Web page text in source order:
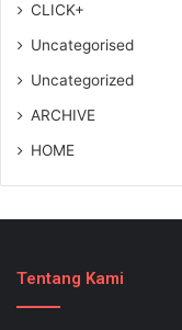
CLICK+
Uncategorised
Uncategorized
ARCHIVE
HOME
Tentang Kami